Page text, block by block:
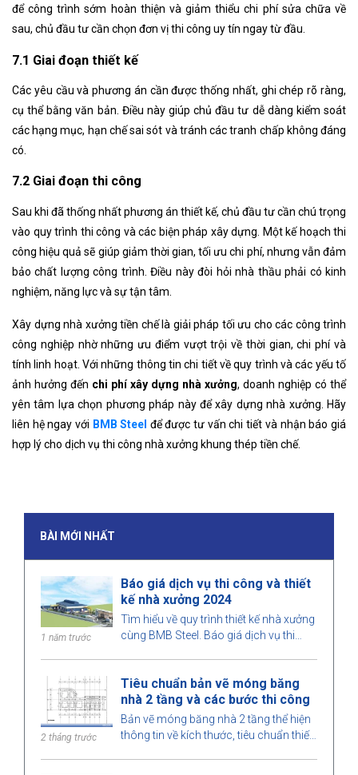
để công trình sớm hoàn thiện và giảm thiểu chi phí sửa chữa về
sau, chủ đầu tư cần chọn đơn vị thi công uy tín ngay từ đầu.
7.1 Giai đoạn thiết kế
Các yêu cầu và phương án cần được thống nhất, ghi chép rõ ràng,
cụ thể bằng văn bản. Điều này giúp chủ đầu tư dễ dàng kiểm soát
các hạng mục, hạn chế sai sót và tránh các tranh chấp không đáng
có.
7.2 Giai đoạn thi công
Sau khi đã thống nhất phương án thiết kế, chủ đầu tư cần chú trọng
vào quy trình thi công và các biện pháp xây dựng. Một kế hoạch thi
công hiệu quả sẽ giúp giảm thời gian, tối ưu chi phí, nhưng vẫn đảm
bảo chất lượng công trình. Điều này đòi hỏi nhà thầu phải có kinh
nghiệm, năng lực và sự tận tâm.
Xây dựng nhà xưởng tiền chếlà giải pháp tối ưu cho các công trình
công nghiệp nhờ những ưu điểm vượt trội về thời gian, chi phí và
tính linh hoạt. Với những thông tin chi tiết về quy trình và các yếu tố
ảnh hưởng đến chi phí xây dựng nhà xưởng, doanh nghiệp có thể
yên tâm lựa chọn phương pháp này để xây dựng nhà xưởng.
Hãy
liên hệ ngay với BMB Steel để được tư vấn chi tiết và nhận báo giá
hợp lý cho dịch vụ thi công nhà xưởng khung thép tiền chế.
BÀI MỚI NHẤT
1 năm trước
Báo giá dịch vụ thi công và thiết
kế nhà xưởng 2024
Tìm hiểu về quy trình thiết kế nhà xưởng
cùng BMB Steel. Báo giá dịch vụ thi
lượng công trình.
2 tháng trước
Tiêu chuẩn bản vẽ móng băng
nhà 2 tầng và các bước thi công
Bản vẽ móng băng nhà 2 tầng thể hiện
thông tin về kích thước, tiêu chuẩn thiết